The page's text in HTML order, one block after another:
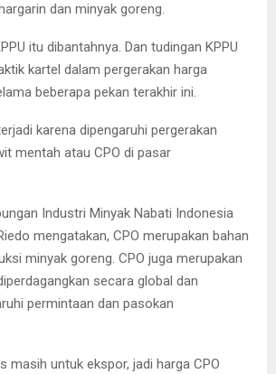
dan minyak goreng.
itu dibantahnya. Dan tudingan KPPU
kartel dalam pergerakan harga
beberapa pekan terakhir ini.
karena dipengaruhi pergerakan
mentah atau CPO di pasar
Industri Minyak Nabati Indonesia
mengatakan, CPO merupakan bahan
minyak goreng. CPO juga merupakan
secara global dan
permintaan dan pasokan
masih untuk ekspor, jadi harga CPO